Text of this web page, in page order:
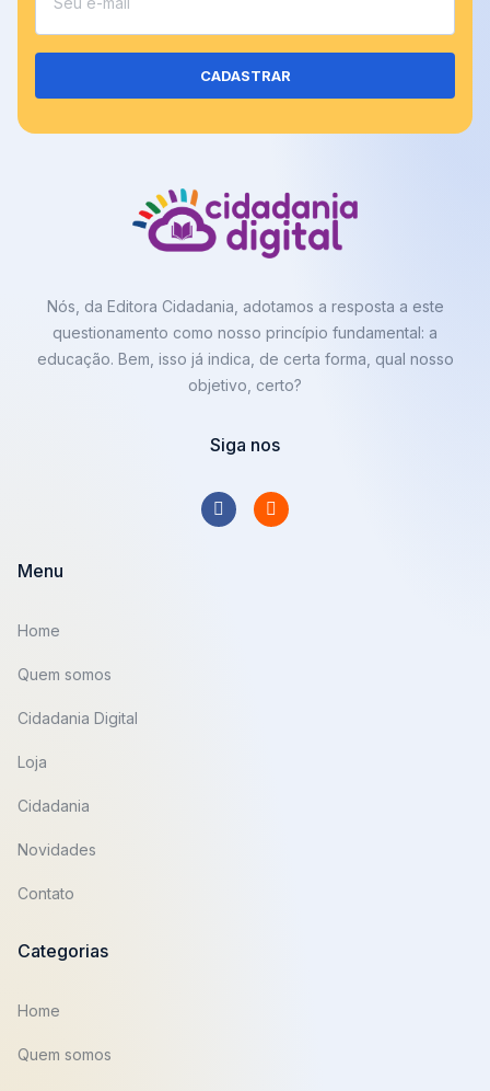
CADASTRAR
Nós, da Editora Cidadania, adotamos a resposta a este
questionamento como nosso princípio fundamental: a
educação. Bem, isso já indica, de certa forma, qual nosso
objetivo, certo?
Siga nos
Menu
Home
Quem somos
Cidadania Digital
Loja
Cidadania
Novidades
Contato
Categorias
Home
Quem somos